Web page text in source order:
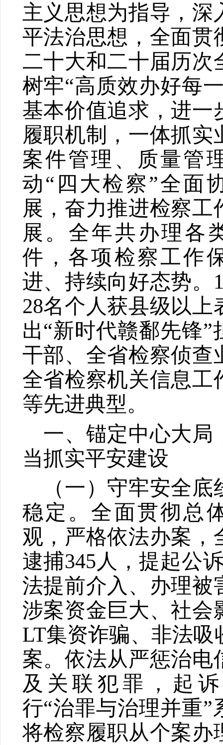
主义思想为指导，深
平法治思想，全面贯
二十大和二十届历次
树牢“高质效办好每
基本价值追求，进一
履职机制，一体抓实
案件管理、质量管
动“ 四大检察”全面
展，奋力推进检察工
展。全年共办理各
件，各项检察工作
进、持续向好态势。
28名个人获县级以上
出“新时代赣鄱先锋”
干部、全省检察侦查
全省检察机关信息工
等先进典型。
一、锚定中心大局
当抓实平安建设
（一）守牢安全
稳定。 全面贯彻总
观，严格依法办案，
逮捕345人，提起公
法提前介入、办理被
涉案资金巨大、社会
LT集资诈骗、非法吸
案。依法从严惩治电
及关联犯罪，起诉
行“治罪与治理并重”
将检察履职从个案办